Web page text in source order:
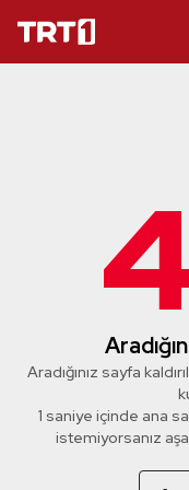
Aradığınız sayfa
1 saniye içinde ana
istemiyorsanız